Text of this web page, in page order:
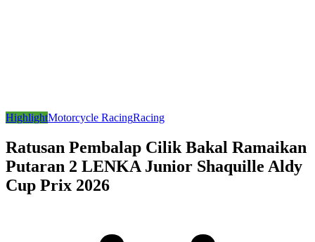
HighlightMotorcycle RacingRacing
Ratusan Pembalap Cilik Bakal Ramaikan
Putaran 2 LENKA Junior Shaquille Aldy
Cup Prix 2026